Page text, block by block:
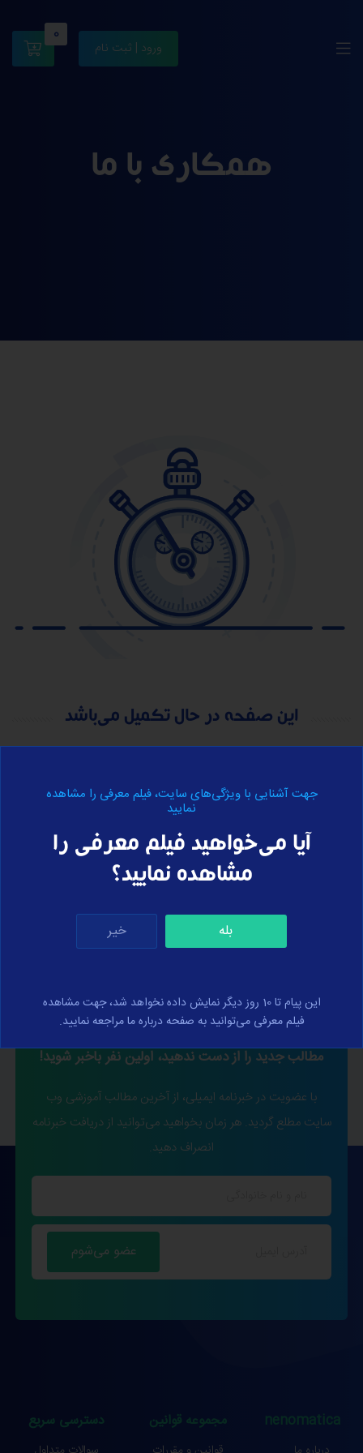
ورود | ثبت نام
0
همکاری با ما
این صفحه در حال تکمیل می‌باشد
نمادهای اعتماد
مطالب جدید را از دست ندهید، اولین نفر باخبر شوید!
با عضویت در خبرنامه ایمیلی، از آخرین مطالب آموزشی وب
سایت مطلع گردید. هر زمان بخواهید می‌توانید از دریافت خبرنامه
انصراف دهید.
nenomatica مجموعه قوانین دسترسی سریع
جهت آشنایی با ویژگی‌های سایت، فیلم معرفی را مشاهده
نمایید
آیا می‌خواهید فیلم معرفی را
مشاهده نمایید؟
بله خیر
این پیام تا 10 روز دیگر نمایش داده نخواهد شد، جهت مشاهده
فیلم معرفی می‌توانید به صفحه درباره ما مراجعه نمایید.